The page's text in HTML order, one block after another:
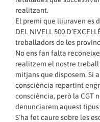
realitzant.
El premi que lliuraven es
DEL NIVELL 500
treballadors de les
No ens fan falta
realitzem el nostre
mitjans que disposem. Si
consciència repartint
consciència, però la CGT
denunciarem aquest tipus
S’ha fet caure sobre les